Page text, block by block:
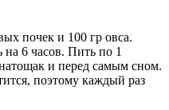
почек и 100 гр овса.
на 6 часов. Пить по 1
и перед самым сном.
поэтому каждый раз